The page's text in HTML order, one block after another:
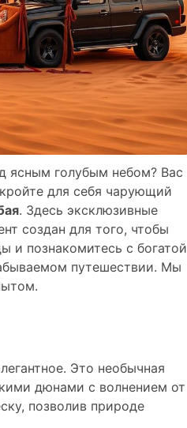
ясным голубым небом? Вас
для себя чарующий
. Здесь эксклюзивные
создан для того, чтобы
и познакомитесь с богатой
путешествии. Мы
Это необычная
дюнами с волнением от
позволив природе